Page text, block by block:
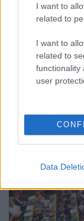
I want to
related to
I want to
related to
functionality
user
Data
Nem vicc! A
szolgáltatást